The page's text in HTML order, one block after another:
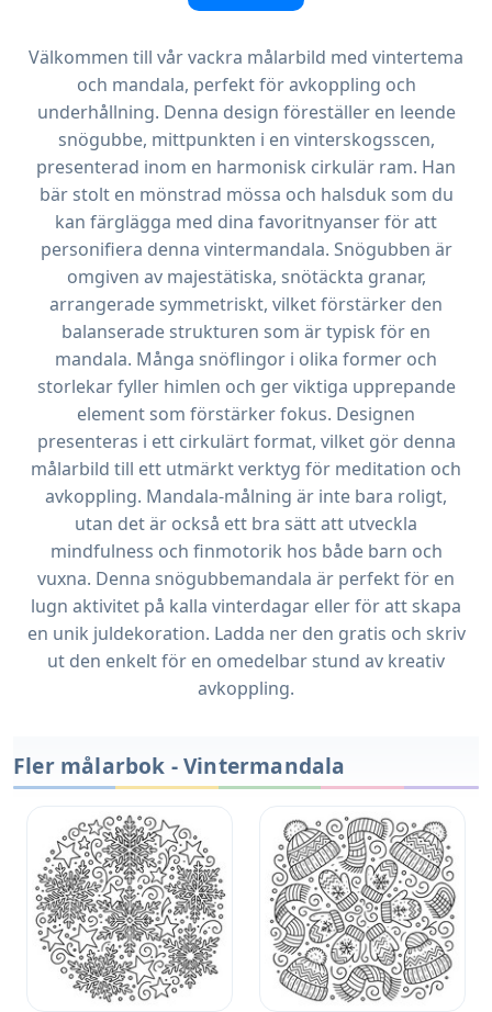
Välkommen till vår vackra målarbild med vintertema
och mandala, perfekt för avkoppling och
underhållning. Denna design föreställer en leende
snögubbe, mittpunkten i en vinterskogsscen,
presenterad inom en harmonisk cirkulär ram. Han
bär stolt en mönstrad mössa och halsduk som du
kan färglägga med dina favoritnyanser för att
personifiera denna vintermandala. Snögubben är
omgiven av majestätiska, snötäckta granar,
arrangerade symmetriskt, vilket förstärker den
balanserade strukturen som är typisk för en
mandala. Många snöflingor i olika former och
storlekar fyller himlen och ger viktiga upprepande
element som förstärker fokus. Designen
presenteras i ett cirkulärt format, vilket gör denna
målarbild till ett utmärkt verktyg för meditation och
avkoppling. Mandala-målning är inte bara roligt,
utan det är också ett bra sätt att utveckla
mindfulness och finmotorik hos både barn och
vuxna. Denna snögubbemandala är perfekt för en
lugn aktivitet på kalla vinterdagar eller för att skapa
en unik juldekoration. Ladda ner den gratis och skriv
ut den enkelt för en omedelbar stund av kreativ
avkoppling.
Fler målarbok - Vintermandala